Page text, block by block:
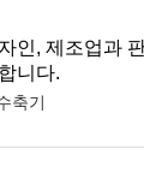
, 제조업과
니다.
축기